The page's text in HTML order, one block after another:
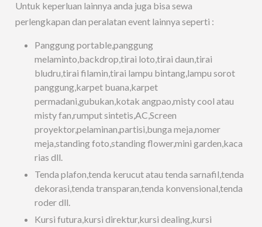
Untuk keperluan lainnya anda juga bisa sewa
perlengkapan dan peralatan event lainnya seperti :
Panggung portable,panggung
melaminto,backdrop,tirai loto,tirai daun,tirai
bludru,tirai filamin,tirai lampu bintang,lampu sorot
panggung,karpet buana,karpet
permadani,gubukan,kotak angpao,misty cool atau
misty fan,rumput sintetis,AC,Screen
proyektor,pelaminan,partisi,bunga meja,nomer
meja,standing foto,standing flower,mini garden,kaca
rias dll.
Tenda plafon,tenda kerucut atau tenda sarnafil,tenda
dekorasi,tenda transparan,tenda konvensional,tenda
roder dll.
Kursi futura,kursi direktur,kursi dealing,kursi